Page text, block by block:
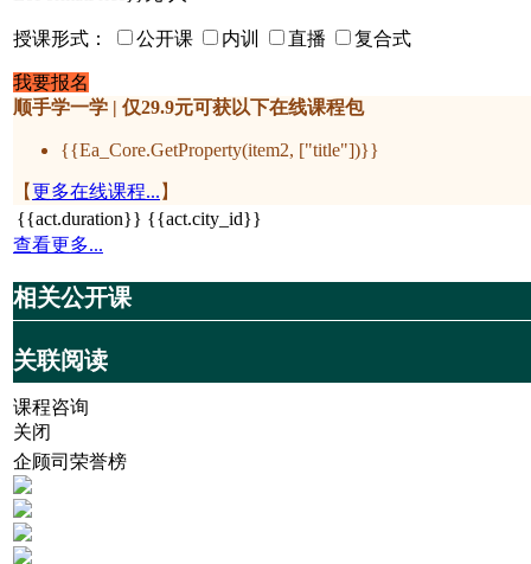
授课形式： 公开课 内训 直播 复合式
我要报名
顺手学一学 | 仅29.9元可获以下在线课程包
{{Ea_Core.GetProperty(item2, ["title"])}}
【更多在线课程... 】
{{act.duration}} {{act.city_id}}
查看更多...
相关公开课
关联阅读
课程咨询
关闭
企顾司荣誉榜